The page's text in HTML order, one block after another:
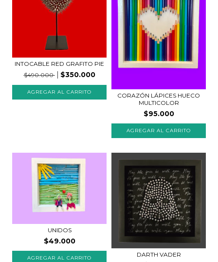
INTOCABLE RED GRAFITO PIE
$490.000
$350.000
CORAZÓN LÁPICES HUECO
MULTICOLOR
$95.000
UNIDOS
$49.000
DARTH VADER